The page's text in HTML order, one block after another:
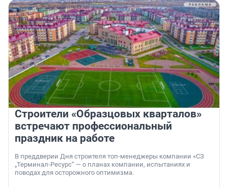
Строители «Образцовых кварталов»
встречают профессиональный
праздник на работе
В преддверии Дня строителя топ-менеджеры компании «СЗ
„Терминал-Ресурс“ — о планах компании, испытаниях и
поводах для осторожного оптимизма.